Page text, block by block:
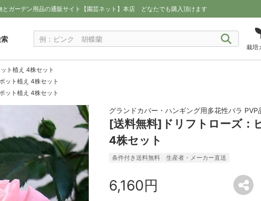
とガーデン用品の通販サイト【園芸ネット】本店 どなたでも購入頂けます
栽培
ト植え 4株セット
ット植え 4株セット
ット植え 4株セット
グランドカバー・ハンギング用多花性バラ PVP
[送料無料]ドリフトローズ：
4株セット
条件付き送料無料 生産者・メーカー直送
6,160円